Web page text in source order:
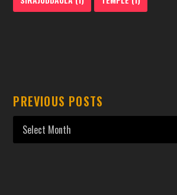
PREVIOUS POSTS